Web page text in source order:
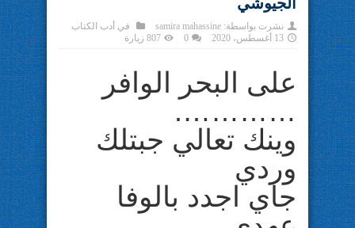
نشرت بواسطة: samira mahassine في أدب الكتاب
13 أغسطس، 2020
0 807 زيارة
على البحر الوافر
………….
وينك تعالي جبتلك
وردي
جاي اجدد بالوفا